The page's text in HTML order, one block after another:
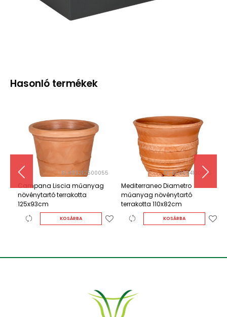
Hasonló termékek
EL-182212500055
Campana Liscia műanyag
növénytartó terrakotta
125x93cm
KOSÁRBA
EL-B09504100055
Mediterraneo Diametro
műanyag növénytartó
terrakotta 110x82cm
KOSÁRBA